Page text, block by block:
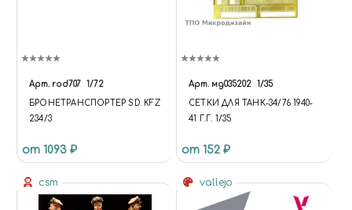
Арт. rod707 1/72
БРОНЕТРАНСПОРТЕР SD. KFZ
234/3
от 1093 ₽
Арт. мд035202 1/35
СЕТКИ ДЛЯ ТАНК-34/76 1940-
41 Г.Г. 1/35
от 152 ₽
csm vallejo